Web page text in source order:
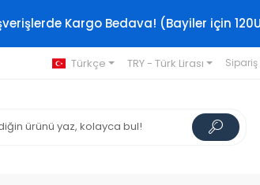
Kargo Bedava! (Bayiler için
Türkçe TRY - Türk Lirası